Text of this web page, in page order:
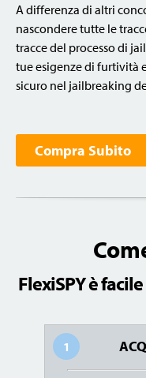
A differenza di altri
nascondere tutte le
tracce del processo di
tue esigenze di furtività
sicuro nel jailbreaking
Compra Subito
FlexiSPY è
1